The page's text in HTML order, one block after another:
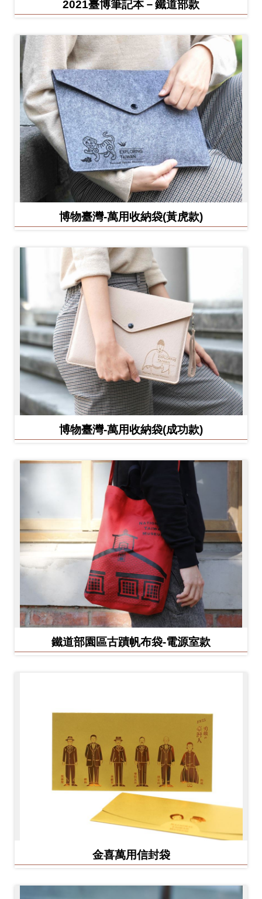
2021臺博筆記本－鐵道部款
博物臺灣-萬用收納袋(黃虎款)
博物臺灣-萬用收納袋(成功款)
鐵道部園區古蹟帆布袋-電源室款
金喜萬用信封袋